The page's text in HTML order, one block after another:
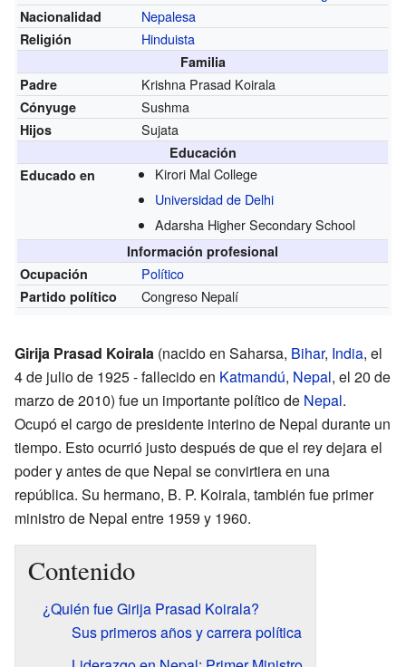
Nacionalidad Nepalesa
Religión Hinduista
Familia
Padre
Krishna Prasad Koirala
Cónyuge Sushma
Hijos Sujata
Educación
Educado en
Kirori Mal College
Universidad de Delhi
Adarsha Higher Secondary School
Información profesional
Ocupación
Político
Partido político Congreso Nepalí
Girija Prasad Koirala (nacido en Saharsa, Bihar, India, el
4 de julio de 1925 - fallecido en Katmandú, Nepal, el 20 de
marzo de 2010) fue un importante político de Nepal.
Ocupó el cargo de presidente interino de Nepal durante un
tiempo. Esto ocurrió justo después de que el rey dejara el
poder y antes de que Nepal se convirtiera en una
república. Su hermano, B. P. Koirala, también fue primer
ministro de Nepal entre 1959 y 1960.
Contenido
¿Quién fue Girija Prasad Koirala?
Sus primeros años y carrera política